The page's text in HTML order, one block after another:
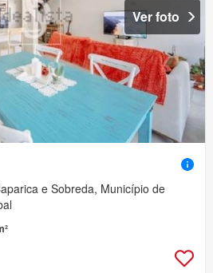
Ver foto
e Sobreda, Município de